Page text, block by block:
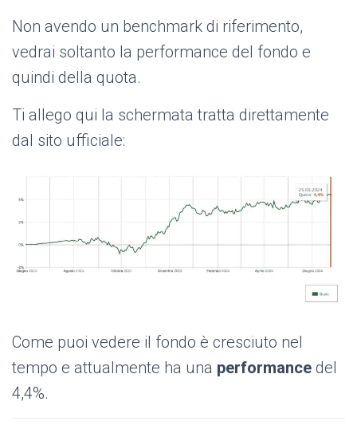
Non avendo un benchmark di riferimento,
vedrai soltanto la performance del fondo e
quindi della quota.
Ti allego qui la schermata tratta direttamente
dal sito ufficiale:
Come puoi vedere il fondo è cresciuto nel
tempo e attualmente ha una performance del
4,4%.